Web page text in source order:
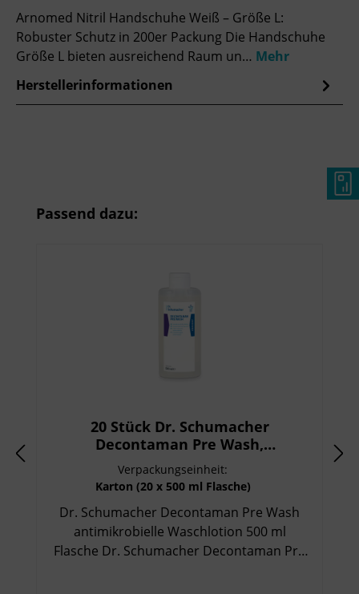
Arnomed Nitril Handschuhe Weiß – Größe L:
Robuster Schutz in 200er Packung Die Handschuhe
Größe L bieten ausreichend Raum un… Mehr
Herstellerinformationen
Produktgalerie überspringen
Passend dazu:
20 Stück Dr. Schumacher
Decontaman Pre Wash,
antimikrobielle Waschlotion 500 ml
Flasche
Verpackungseinheit:
Karton (20 x 500 ml Flasche)
Dr. Schumacher Decontaman Pre Wash
antimikrobielle Waschlotion 500 ml
Flasche Dr. Schumacher Decontaman Pre